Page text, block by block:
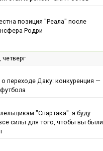
позиция "Реала" после
Родри
четверг
о переходе Даку: конкуренция —
"Спартака": я буду
силы для того, чтобы вы были